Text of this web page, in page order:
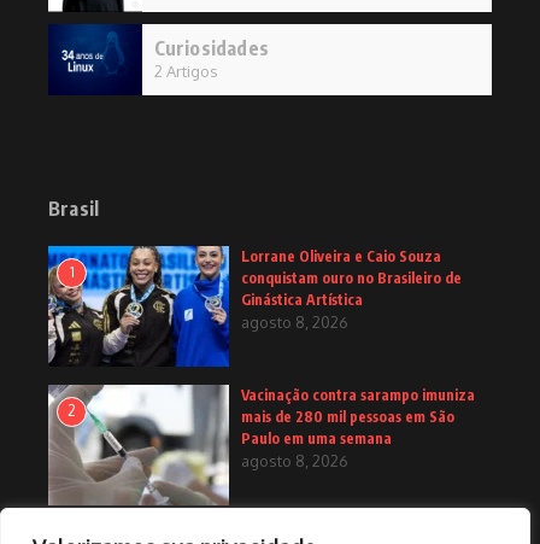
Curiosidades
2 Artigos
Brasil
1
Lorrane Oliveira e Caio Souza
conquistam ouro no Brasileiro de
Ginástica Artística
agosto 8, 2026
2
Vacinação contra sarampo imuniza
mais de 280 mil pessoas em São
Paulo em uma semana
agosto 8, 2026